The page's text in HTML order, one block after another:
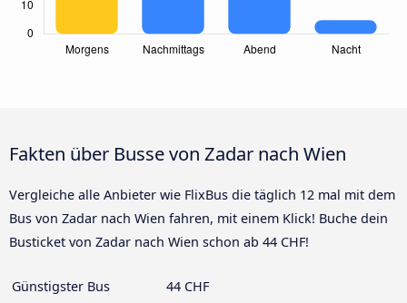
Fakten über Busse von Zadar nach Wien
Vergleiche alle Anbieter wie FlixBus die täglich 12 mal mit dem
Bus von Zadar nach Wien fahren, mit einem Klick! Buche dein
Busticket von Zadar nach Wien schon ab 44 CHF!
Günstigster Bus
44 CHF